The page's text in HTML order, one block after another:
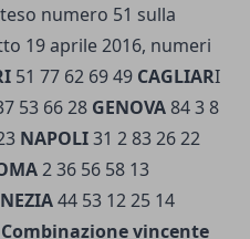
numero 51 sulla
19 aprile 2016, numeri
51 77 62 69 49 CAGLIARI
53 66 28 GENOVA84 3 8
NAPOLI31 2 83 26 22
2 36 56 58 13
44 53 12 25 14
Combinazione vincente